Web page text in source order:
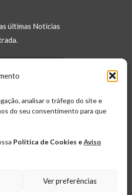
analisar o tráfego do site e
do seu consentimento para que
Política de Cookies eAviso
Ver preferências
últimas Notícias